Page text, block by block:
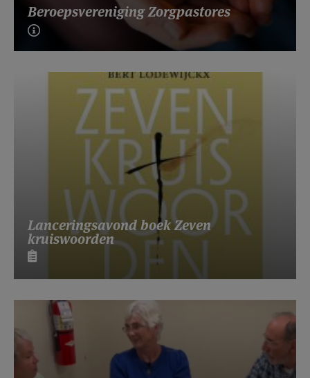
Beroepsvereniging Zorgpastores
Lanceringsavond boek Zeven
kruiswoorden